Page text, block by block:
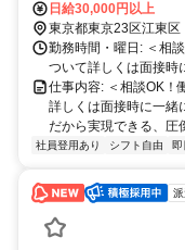
※車がない方向けにリ
OK！）
日給30,000円以上
東京都東京23区江東区
勤務時間・曜日: ＜相
ついて詳しくは面接時
仕事内容: ＜相談OK！
詳しくは面接時に一緒
だから実現できる、圧
社員登用あり シフト自由